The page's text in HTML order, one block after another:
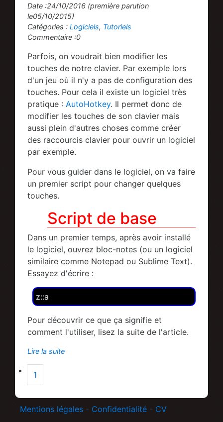
Date :24/10/2016 (première parution
le05/10/2015)
Catégories : Logiciels, Tutoriels
Commentaire :0
Parfois, on voudrait bien modifier les
touches de notre clavier. Par exemple lors
d'un jeu où il n'y a pas de configuration des
touches. Pour cela il existe un logiciel très
pratique : AutoHotkey. Il permet donc de
modifier les touches de son clavier mais
aussi plein d'autres choses comme créer
des raccourcis clavier pour ouvrir un logiciel
par exemple.
Pour vous guider dans le logiciel, on va faire
un premier script pour changer quelques
touches.
Script de base
Dans un premier temps, après avoir installé
le logiciel, ouvrez bloc-notes (ou un logiciel
similaire comme Notepad ou Sublime Text).
Essayez d'écrire :
z::a
Pour découvrir ce que ça signifie et
comment l'utiliser, lisez la suite de l'article.
Lire la suite
1
Mentions légales- Confidentialité- CV